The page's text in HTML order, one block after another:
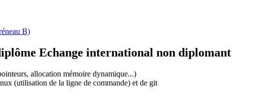
B)
Echange international non diplomant
allocation mémoire dynamique...)
(utilisation de la ligne de commande) et de git